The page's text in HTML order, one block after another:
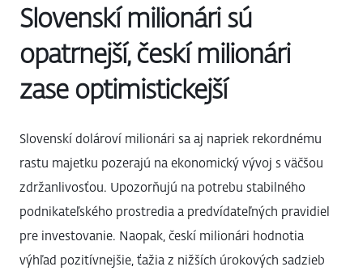
Slovenskí milionári sú
opatrnejší, českí milionári
zase optimistickejší
Slovenskí dolároví milionári sa aj napriek rekordnému
rastu majetku pozerajú na ekonomický vývoj s väčšou
zdržanlivosťou. Upozorňujú na potrebu stabilného
podnikateľského prostredia a predvídateľných pravidiel
pre investovanie. Naopak, českí milionári hodnotia
výhľad pozitívnejšie, ťažia z nižších úrokových sadzieb